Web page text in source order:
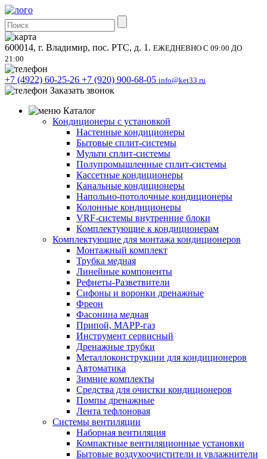
600014, г. Владимир, пос. РТС, д. 1. ЕЖЕДНЕВНО С 09:00 ДО
21:00
+7 (4922) 60-25-26 +7 (920) 900-68-05 info@ket33.ru
Заказать звонок
Каталог
Кондиционеры с установкой
Настенные кондиционеры
Бытовые сплит-системы
Мульти сплит-системы
Полупромышленные сплит-системы
Кассетные кондиционеры
Канальные кондиционеры
Напольно-потолочные кондиционеры
Колонные кондиционеры
VRF-системы внутренние блоки
Комплектующие к кондиционерам
Комплектующие для монтажа кондиционеров
Монтажный комплект
Трубка медная
Линейные компоненты
Рефнеты-Разветвители
Сифоны и воронки дренажные
Фреон
Фасонина медная
Припой, МАРР-газ
Инструмент сервисный
Дренажные трубки
Металлоконструкции для кондиционеров
Автоматика
Зимние комплекты
Средства для очистки кондиционеров
Помпы дренажные
Лента тефлоновая
Системы вентиляции
Наборная вентиляция
Компактные вентиляционные установки
Бытовые воздухоочистители и увлажнители